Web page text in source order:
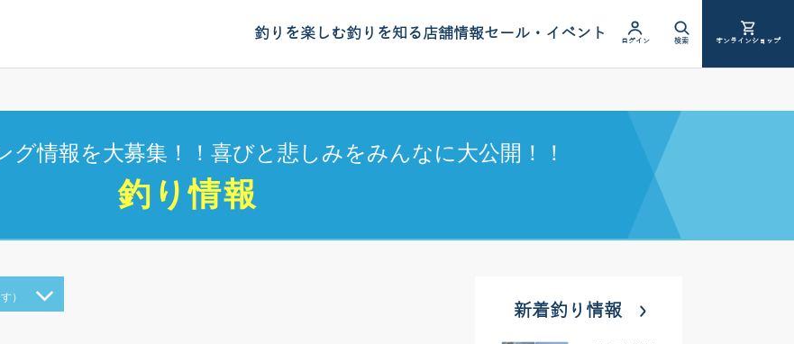
釣りを楽しむ釣りを知る店舗情報セール・イベント ログイン 検索 オンラインショップ
グ情報を大募集！！喜びと悲しみをみんなに大公開！！
釣り情報
）
新着釣り情報